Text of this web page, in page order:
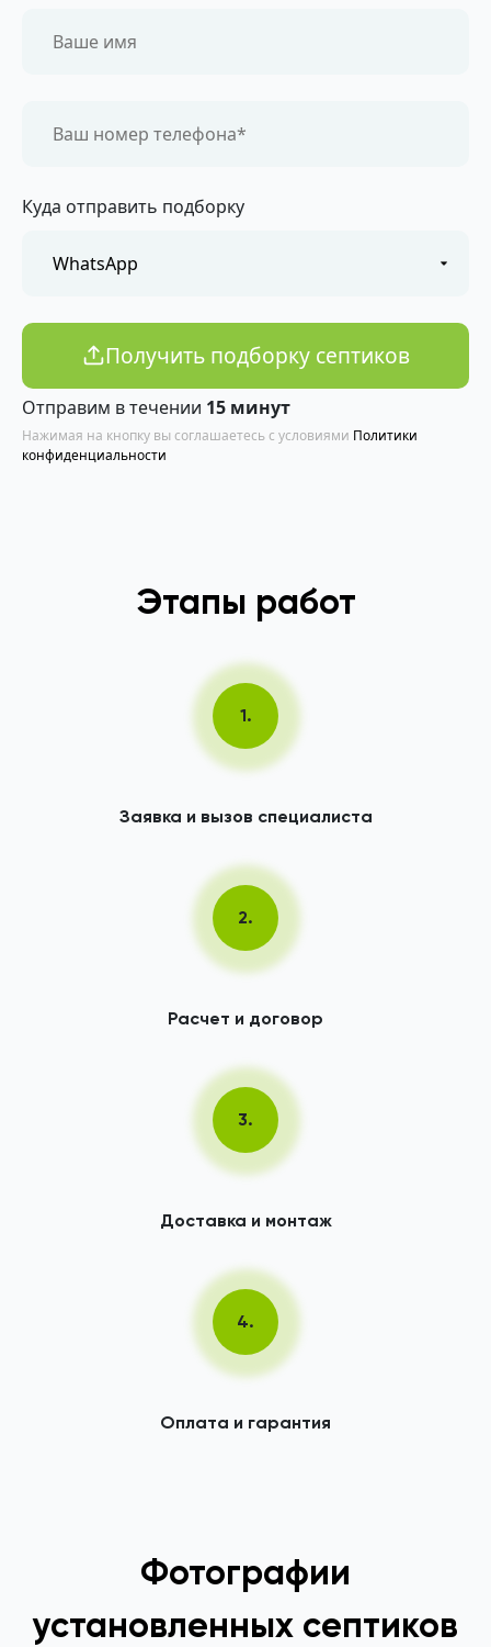
Куда отправить подборку
Получить подборку септиков
Отправим в течении 15 минут
Нажимая на кнопку вы соглашаетесь с условиями Политики
конфиденциальности
Этапы работ
1.
Заявка и вызов специалиста
2.
Расчет и договор
3.
Доставка и монтаж
4.
Оплата и гарантия
Фотографии
установленных септиков